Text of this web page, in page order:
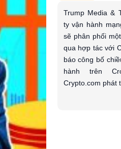
Trump Media &
ty vận hành
sẽ phân phối
qua hợp tác với
báo công bố
hành trên
Crypto.com phát